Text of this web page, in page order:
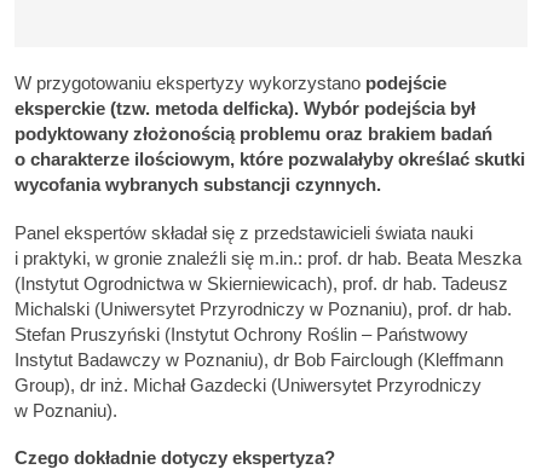
W przygotowaniu ekspertyzy wykorzystano podejście
eksperckie (tzw. metoda delficka). Wybór podejścia był
podyktowany złożonością problemu oraz brakiem badań
o charakterze ilościowym, które pozwalałyby określać skutki
wycofania wybranych substancji czynnych.
Panel ekspertów składał się z przedstawicieli świata nauki
i praktyki, w gronie znaleźli się m.in.: prof. dr hab. Beata Meszka
(Instytut Ogrodnictwa w Skierniewicach), prof. dr hab. Tadeusz
Michalski (Uniwersytet Przyrodniczy w Poznaniu), prof. dr hab.
Stefan Pruszyński (Instytut Ochrony Roślin – Państwowy
Instytut Badawczy w Poznaniu), dr Bob Fairclough (Kleffmann
Group), dr inż. Michał Gazdecki (Uniwersytet Przyrodniczy
w Poznaniu).
Czego dokładnie dotyczy ekspertyza?